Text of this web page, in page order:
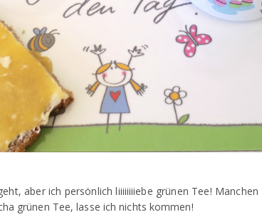
aber ich persönlich liiiiiiiiebe grünen Tee!
grünen Tee, lasse ich nichts kommen!